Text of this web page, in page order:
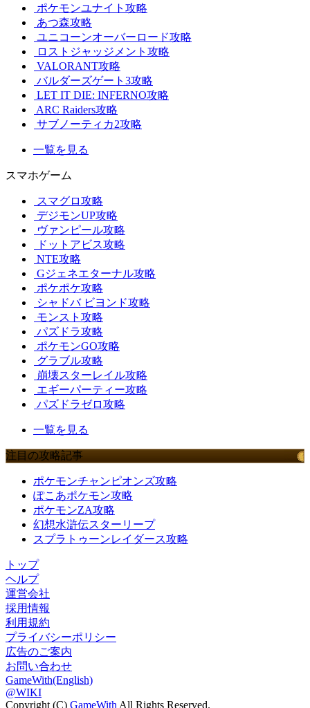
ポケモンユナイト攻略
あつ森攻略
ユニコーンオーバーロード攻略
ロストジャッジメント攻略
VALORANT攻略
バルダーズゲート3攻略
LET IT DIE: INFERNO攻略
ARC Raiders攻略
サブノーティカ2攻略
一覧を見る
スマホゲーム
スマグロ攻略
デジモンUP攻略
ヴァンピール攻略
ドットアビス攻略
NTE攻略
Gジェネエターナル攻略
ポケポケ攻略
シャドバ ビヨンド攻略
モンスト攻略
パズドラ攻略
ポケモンGO攻略
グラブル攻略
崩壊スターレイル攻略
エギーパーティー攻略
パズドラゼロ攻略
一覧を見る
注目の攻略記事
ポケモンチャンピオンズ攻略
ぽこあポケモン攻略
ポケモンZA攻略
幻想水滸伝スターリープ
スプラトゥーンレイダース攻略
トップ
ヘルプ
運営会社
採用情報
利用規約
プライバシーポリシー
広告のご案内
お問い合わせ
GameWith(English)
@WIKI
Copyright (C) GameWith All Rights Reserved.